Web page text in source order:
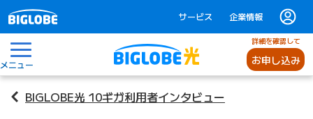
サービス 企業情報
メニュー
詳細を確認して
お申し込み
BIGLOBE光 10ギガ利用者インタビュー